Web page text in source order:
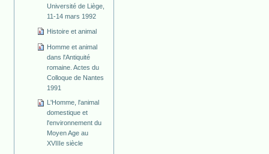
Université de Liège,
11-14 mars 1992
Histoire et animal
Homme et animal
dans l'Antiquité
romaine. Actes du
Colloque de Nantes
1991
L'Homme, l'animal
domestique et
l'environnement du
Moyen Age au
XVIIIe siècle